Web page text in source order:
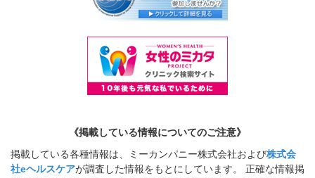
《掲載している情報についてのご注意》
掲載している各種情報は、ミーカンパニー株式会社および株式会
社eヘルスケアが調査した情報をもとにしています。 正確な情報掲